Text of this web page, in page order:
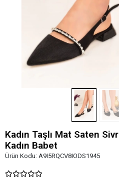
Kadın Taşlı Mat Saten
Kadın Babet
Ürün Kodu: A9I5RQCV8IODS1945